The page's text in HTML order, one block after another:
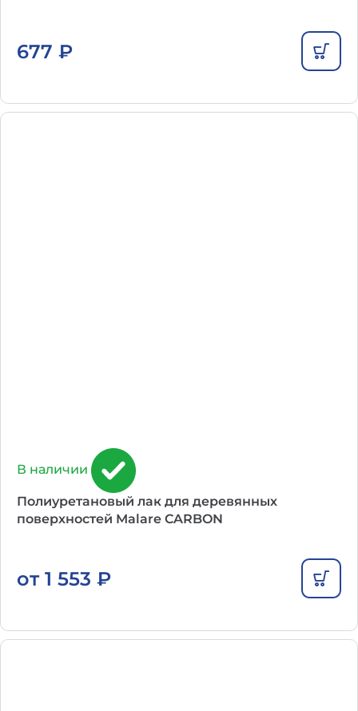
677 ₽
В наличии
Полиуретановый лак для деревянных
поверхностей Malare CARBON
от 1 553 ₽